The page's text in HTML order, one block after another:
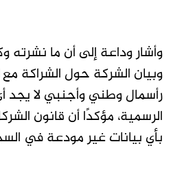
وأشار وداعة إلى أن ما نشرته
وبيان الشركة حول الشراكة
رأسمال وطني وأجنبي لا
بأي بيانات غير مودعة في